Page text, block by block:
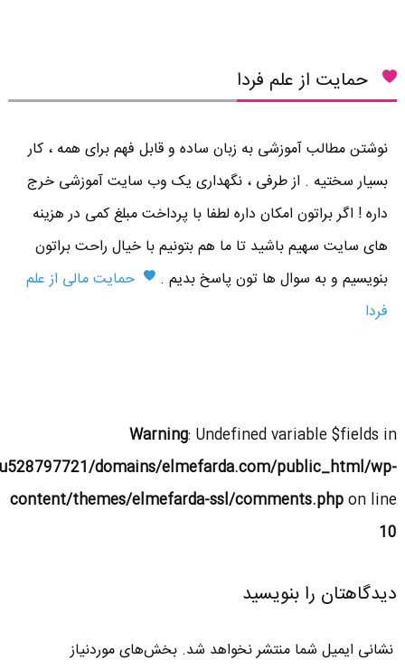
حمایت از علم فردا
نوشتن مطالب آموزشی به زبان ساده و قابل فهم برای همه ، کار
بسیار سختیه . از طرفی ، نگهداری یک وب سایت آموزشی خرج
داره ! اگر براتون امکان داره لطفا با پرداخت مبلغ کمی در هزینه
های سایت سهیم باشید تا ما هم بتونیم با خیال راحت براتون
بنویسیم و به سوال ها تون پاسخ بدیم .
حمایت مالی از علم
فردا
Warning: Undefined variable $fields in
domains/elmefarda.com/public_html/wp-
content/themes/elmefarda-ssl/comments.phpon line
10
دیدگاهتان را بنویسید
نشانی ایمیل شما منتشر نخواهد شد. بخش‌های موردنیاز